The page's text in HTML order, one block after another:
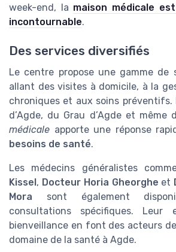
week-end, la maison médicale
incontournable.
Des services diversifiés
Le centre propose une gamme de
allant des visites à domicile, à la
chroniques et aux soins préventifs.
d’Agde, du Grau d’Agde et même
médicale apporte une réponse
besoins de santé.
Les médecins généralistes
Kissel , Docteur Horia Gheorghe et
Mora sont également
consultations spécifiques. Leur
bienveillance en font des acteurs
domaine de la santé à Agde.